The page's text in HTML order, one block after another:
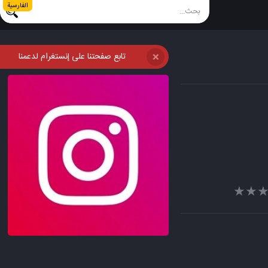
الفارسية
تابع صفحتنا على إنستغرام لدعمنا ❌